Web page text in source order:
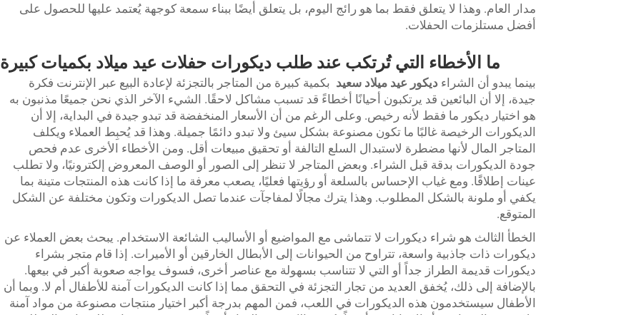
مدار العام. وهذا لا يتعلق فقط بما هو رائج اليوم، بل يتعلق أيضًا ببناء سمعة كوجهة يُعتمد عليها للحصول على
أفضل مستلزمات الحفلات.
ما الأخطاء التي تُرتكب عند طلب ديكورات حفلات عيد ميلاد بكميات كبيرة
بينما يبدو أن الشراء ديكور عيد ميلاد سعيد بكمية كبيرة من المتاجر بالتجزئة لإعادة البيع عبر الإنترنت فكرة
جيدة، إلا أن البائعين قد يرتكبون أحيانًا أخطاءً قد تسبب مشاكل لاحقًا. الشيء الآخر الذي نحن جميعًا مذنبون به
هو اختيار ديكور ما فقط لأنه رخيص. وعلى الرغم من أن الأسعار المنخفضة قد تبدو جيدة في البداية، إلا أن
الديكورات الرخيصة غالبًا ما تكون مصنوعة بشكل سيئ ولا تبدو دائمًا جميلة. وهذا قد يُحبِط العملاء ويكلف
المتاجر المال لأنها مضطرة لاستبدال السلع التالفة أو تحقيق مبيعات أقل. ومن الأخطاء الأخرى عدم فحص
جودة الديكورات بدقة قبل الشراء. وبعض المتاجر لا تنظر إلى الصور أو الوصف المعروض إلكترونيًا، ولا تطلب
عينات إطلاقًا. ومع غياب الإحساس بالسلعة أو رؤيتها فعليًا، يصعب معرفة ما إذا كانت هذه المنتجات متينة بما
يكفي أو ملونة بالشكل المطلوب. وهذا يترك مجالًا لمفاجآت عندما تصل الديكورات وتكون مختلفة عن الشكل
المتوقع.
الخطأ الثالث هو شراء ديكورات لا تتماشى مع المواضيع أو الأساليب الشائعة الاستخدام. يبحث بعض العملاء عن
ديكورات ذات جاذبية واسعة، تتراوح من الحيوانات إلى الأبطال الخارقين أو الأميرات. إذا قام متجر بشراء
ديكورات قديمة الطراز جداً أو التي لا تتناسب بسهولة مع عناصر أخرى، فسوف يواجه صعوبة أكبر في بيعها.
بالإضافة إلى ذلك، يُخفق العديد من تجار التجزئة في التحقق مما إذا كانت الديكورات آمنة للأطفال أم لا. وبما أن
الأطفال سيستخدمون هذه الديكورات في اللعب، فمن المهم بدرجة أكبر اختيار منتجات مصنوعة من مواد آمنة